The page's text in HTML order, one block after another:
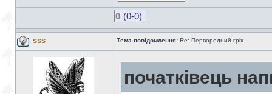
0 (0-0)
sss Тема повідомлення: Re: Первородний гріх
початківець